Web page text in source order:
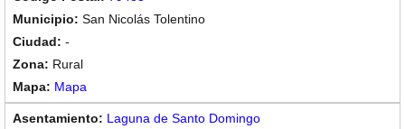
San Nicolás Tolentino
-
Rural
Mapa
Laguna de Santo Domingo